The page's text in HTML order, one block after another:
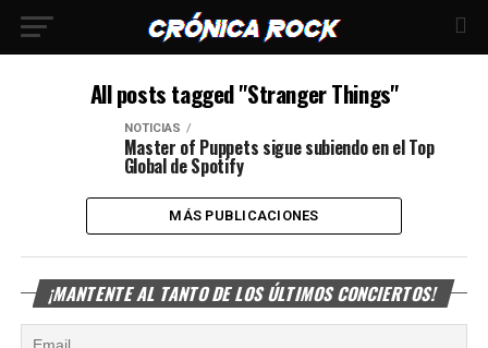
All posts tagged "Stranger Things"
NOTICIAS
Master of Puppets sigue subiendo en el Top
Global de Spotify
MÁS PUBLICACIONES
¡MANTENTE AL TANTO DE LOS ÚLTIMOS CONCIERTOS!